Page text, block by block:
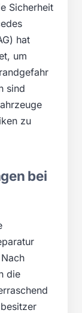
Sicherheit
hat
um
sind
zu
bei
die